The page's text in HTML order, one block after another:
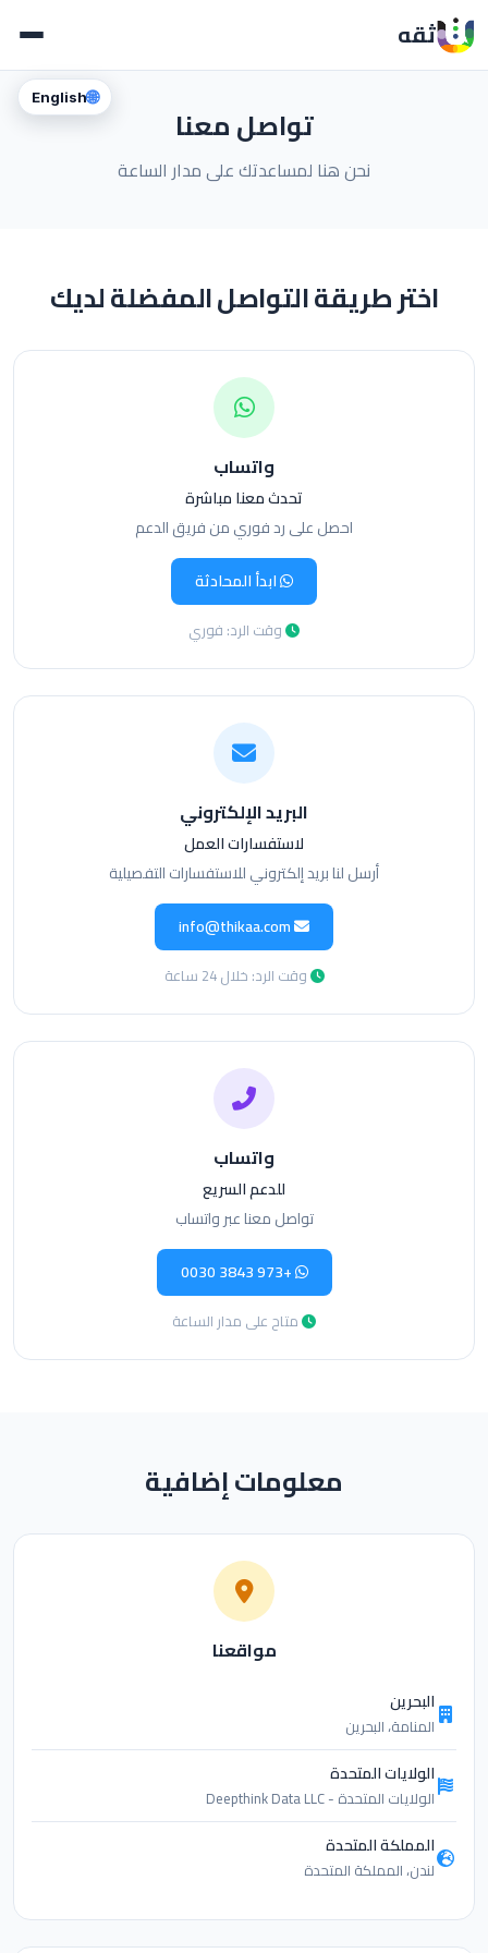
ثقه
تواصل معنا
نحن هنا لمساعدتك على مدار الساعة
اختر طريقة التواصل المفضلة لديك
واتساب
تحدث معنا مباشرة
احصل على رد فوري من فريق الدعم
ابدأ المحادثة
وقت الرد: فوري
البريد الإلكتروني
لاستفسارات العمل
أرسل لنا بريد إلكتروني للاستفسارات التفصيلية
info@thikaa.com
وقت الرد: خلال 24 ساعة
واتساب
للدعم السريع
تواصل معنا عبر واتساب
+973 3843 0030
متاح على مدار الساعة
معلومات إضافية
مواقعنا
البحرين
المنامة، البحرين
الولايات المتحدة
الولايات المتحدة - Deepthink Data LLC
المملكة المتحدة
لندن، المملكة المتحدة
🌐
English